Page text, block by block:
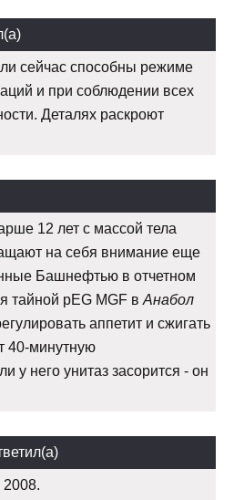
сейчас способны режиме
и при соблюдении всех
Деталях раскроют
12 лет с массой тела
на себя внимание еще
Башнефтью в отчетном
тайной pEG MGF в Анабол
аппетит и сжигать
40-минутную
у него унитаз засорится - он
2008.